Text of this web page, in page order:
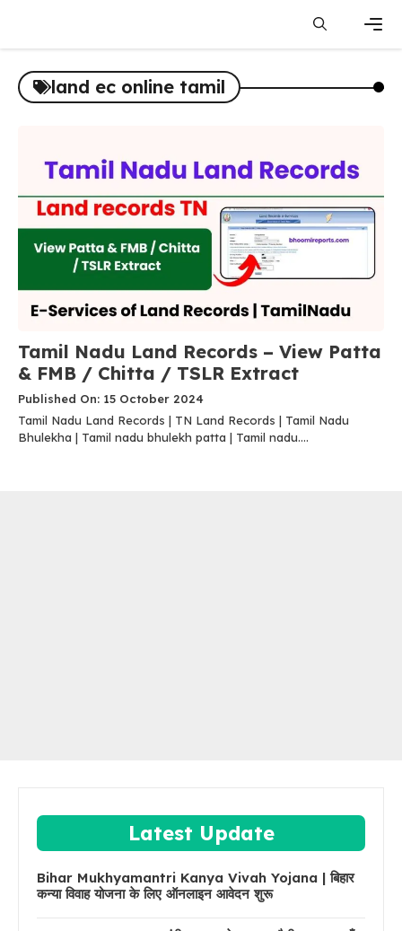
content
land ec online tamil
Tamil Nadu Land Records – View Patta
& FMB / Chitta / TSLR Extract
Published On: 15 October 2024
Tamil Nadu Land Records | TN Land Records | Tamil Nadu
Bhulekha | Tamil nadu bhulekh patta | Tamil nadu....
Latest Update
Bihar Mukhyamantri Kanya Vivah Yojana | बिहार
कन्या विवाह योजना के लिए ऑनलाइन आवेदन शुरू